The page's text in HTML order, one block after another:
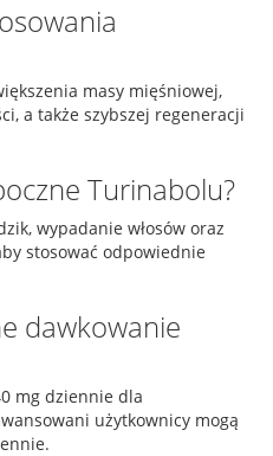
masy mięśniowej,
a także szybszej regeneracji
Turinabolu?
wypadanie włosów oraz
stosować odpowiednie
dawkowanie
mg dziennie dla
użytkownicy mogą